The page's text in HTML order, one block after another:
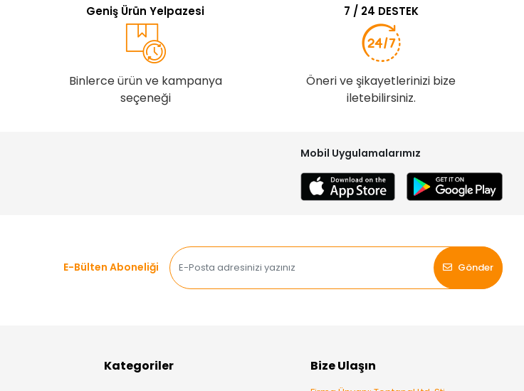
Geniş Ürün Yelpazesi
Binlerce ürün ve kampanya
seçeneği
7 / 24 DESTEK
Öneri ve şikayetlerinizi bize
iletebilirsiniz.
Mobil Uygulamalarımız
E-Bülten Aboneliği
Gönder
Kategoriler Bize Ulaşın